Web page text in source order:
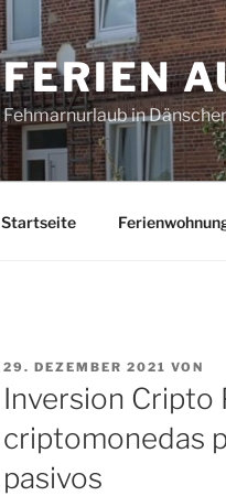
FERIEN
Fehmarnurlaub in
Startseite
VERÖFFENTLICHT
AM
29. DEZEMBER 2021 VON
Inversion Cripto
criptomonedas
pasivos